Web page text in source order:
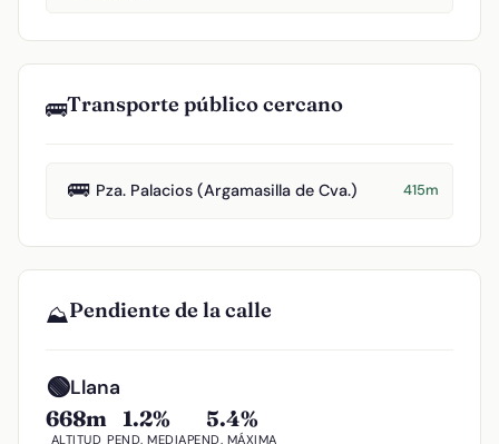
🚌Transporte público cercano
🚌 Pza. Palacios (Argamasilla de Cva.) 415m
⛰️Pendiente de la calle
🟢Llana
668m
ALTITUD
1.2%
PEND. MEDIA
5.4%
PEND. MÁXIMA